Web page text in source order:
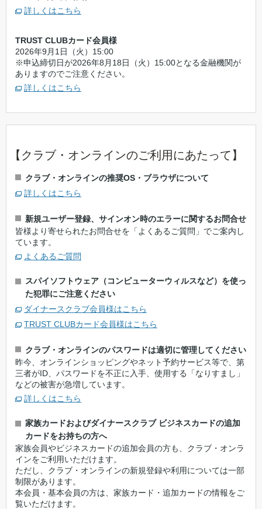
詳しくはこちら
TRUST CLUBカード会員様
2026年9月1日（火）15:00
※申込締切日が2026年8月18日（火）15:00となる金融機関が
ありますのでご注意ください。
詳しくはこちら
【クラブ・オンラインのご利用にあたって】
クラブ・オンラインの推奨OS・ブラウザについて
詳しくはこちら
新規ユーザー登録、サインオン時のエラーに関するお問合せ
皆様より寄せられたお問合せを「よくあるご質問」でご案内し
ています。
よくあるご質問
スパイソフトウェア（コンピューターウィルスなど）を使っ
た犯罪にご注意ください
ダイナースクラブ会員様はこちら
TRUST CLUBカード会員様はこちら
クラブ・オンラインのパスワードは適切に管理してください
昨今、オンラインショッピングやネット予約サービス等で、第
三者がID、パスワードを不正に入手、使用する「なりすまし」
などの被害が急増しています。
詳しくはこちら
家族カードおよびダイナースクラブ ビジネスカードの追加
カードをお持ちの方へ
家族会員やビジネスカードの追加会員の方も、クラブ・オンラ
インをご利用いただけます。
ただし、クラブ・オンラインの新規登録や利用については一部
制限があります。
本会員・基本会員の方は、家族カード・追加カードの情報をご
覧いただけます。